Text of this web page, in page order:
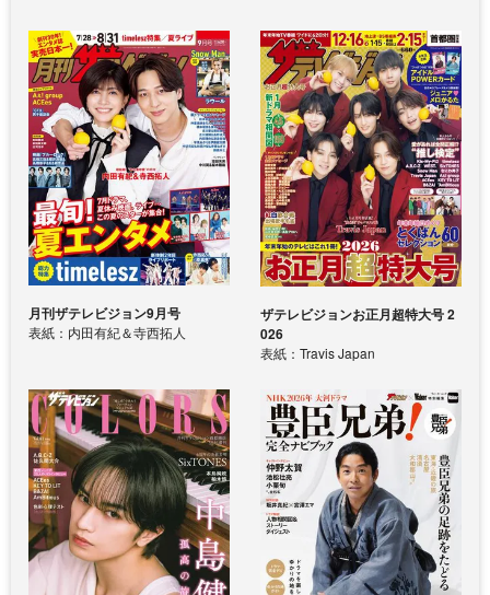
月刊ザテレビジョン9月号
表紙：内田有紀＆寺西拓人
ザテレビジョンお正月超特大号 2
026
表紙：Travis Japan